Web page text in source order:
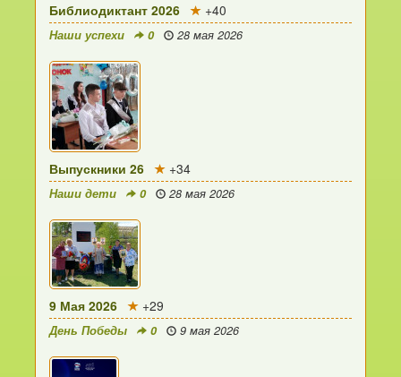
Библиодиктант 2026 +40
Наши успехи 0 28 мая 2026
Выпускники 26 +34
Наши дети 0 28 мая 2026
9 Мая 2026 +29
День Победы 0 9 мая 2026